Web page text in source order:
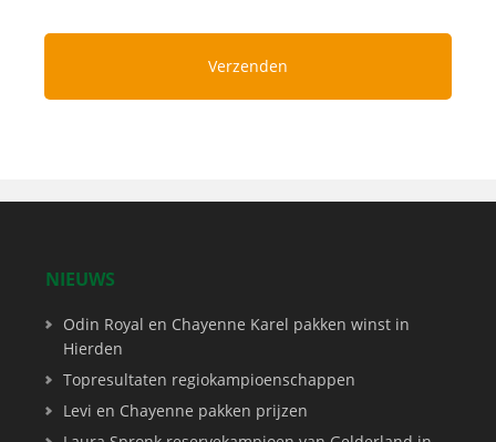
NIEUWS
Odin Royal en Chayenne Karel pakken winst in
Hierden
Topresultaten regiokampioenschappen
Levi en Chayenne pakken prijzen